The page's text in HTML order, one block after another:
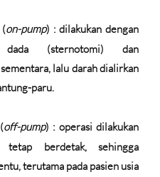
(on-pump) : dilakukan dengan
(sternotomi) dan
lalu darah dialirkan
paru.
off-pump) : operasi dilakukan
berdetak, sehingga
terutama pada pasien usia